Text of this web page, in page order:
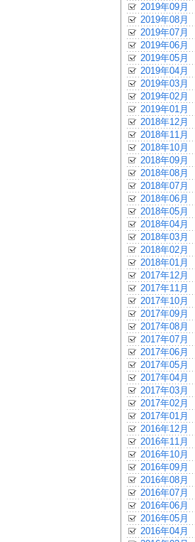
2019年09月
2019年08月
2019年07月
2019年06月
2019年05月
2019年04月
2019年03月
2019年02月
2019年01月
2018年12月
2018年11月
2018年10月
2018年09月
2018年08月
2018年07月
2018年06月
2018年05月
2018年04月
2018年03月
2018年02月
2018年01月
2017年12月
2017年11月
2017年10月
2017年09月
2017年08月
2017年07月
2017年06月
2017年05月
2017年04月
2017年03月
2017年02月
2017年01月
2016年12月
2016年11月
2016年10月
2016年09月
2016年08月
2016年07月
2016年06月
2016年05月
2016年04月